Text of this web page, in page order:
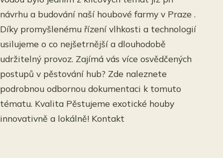
návrhu a budování naší houbové farmy v Praze .
Díky promyšlenému řízení vlhkosti a technologií
usilujeme o co nejšetrnější a dlouhodobě
udržitelný provoz. Zajímá vás více osvědčených
postupů v pěstování hub? Zde naleznete
podrobnou odbornou dokumentaci k tomuto
tématu. Kvalita Pěstujeme exotické houby
innovativně a lokálně! Kontakt